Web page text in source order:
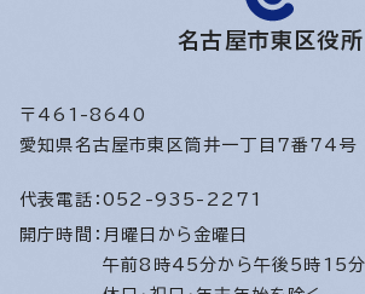
名古屋市東区役所
〒461-8640
愛知県名古屋市東区筒井一丁目7番74号
代表電話： 052-935-2271
開庁時間： 月曜日から金曜日
午前8時45分から午後5時15分